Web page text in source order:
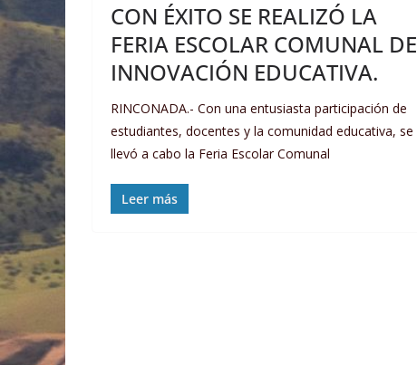
CON ÉXITO SE REALIZÓ LA
FERIA ESCOLAR COMUNAL DE
INNOVACIÓN EDUCATIVA.
RINCONADA.- Con una entusiasta participación de
estudiantes, docentes y la comunidad educativa, se
llevó a cabo la Feria Escolar Comunal
Leer más